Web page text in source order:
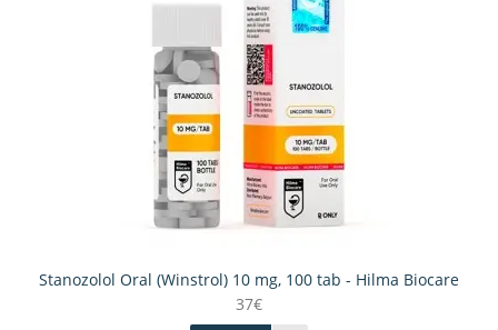
Stanozolol Oral (Winstrol) 10 mg, 100 tab - Hilma Biocare
37€